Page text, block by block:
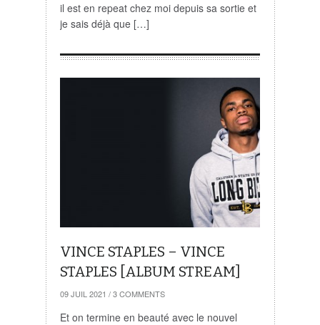
il est en repeat chez moi depuis sa sortie et
je sais déjà que […]
VINCE STAPLES – VINCE
STAPLES [ALBUM STREAM]
09 JUIL 2021 / 3 COMMENTS
Et on termine en beauté avec le nouvel